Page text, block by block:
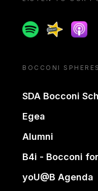
SpotifySpreaker
Apple
BOCCONI SPHERES
SDA Bocconi
Egea
Alumni
B4i - Bocconi
yoU@B Agenda